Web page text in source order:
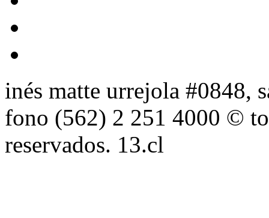
inés matte urrejola #0848,
fono (562) 2 251 4000 ©
reservados. 13.cl